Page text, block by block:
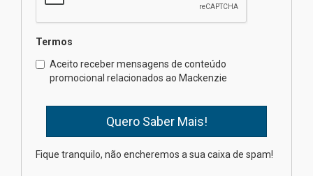
internacionais
03.08.2026
Oncologista do HUEM ressalta
importância da prevenção e
diagnóstico precoce do câncer
de pulmão
Termos
Aceito receber mensagens de conteúdo
promocional relacionados ao Mackenzie
Fique tranquilo, não encheremos a sua caixa de spam!